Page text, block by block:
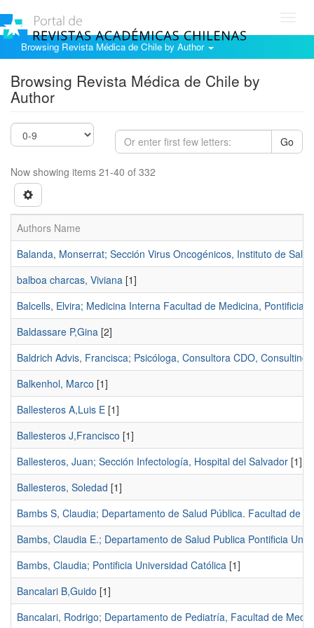
Browsing Revista Médica de Chile by Author
Browsing Revista Médica de Chile by
Author
Go
Now showing items 21-40 of 332
Authors Name
Balanda, Monserrat; Sección Virus Oncogénicos, Instituto de
balboa charcas, Viviana [1]
Balcells, Elvira; Medicina Interna Facultad de Medicina, Pontificia
Baldassare P,Gina [2]
Baldrich Advis, Francisca; Psicóloga, Consultora CDO, Consulting
Balkenhol, Marco [1]
Ballesteros A,Luis E [1]
Ballesteros J,Francisco [1]
Ballesteros, Juan; Sección Infectología, Hospital del Salvador [1]
Ballesteros, Soledad [1]
Bambs S, Claudia; Departamento de Salud Pública. Facultad de
Bambs, Claudia E.; Departamento de Salud Publica Pontificia
Bambs, Claudia; Pontificia Universidad Católica [1]
Bancalari B,Guido [1]
Bancalari, Rodrigo; Departamento de Pediatría, Facultad de